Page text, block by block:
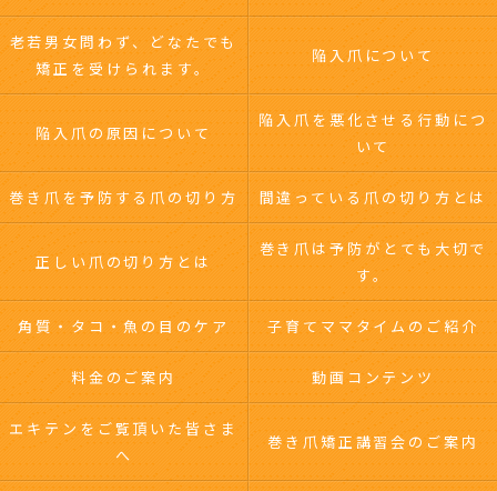
老若男女問わず、どなたでも
矯正を受けられます。
陥入爪について
陥入爪の原因について
陥入爪を悪化させる行動につ
いて
巻き爪を予防する爪の切り方 間違っている爪の切り方とは
正しい爪の切り方とは
巻き爪は予防がとても大切で
す。
角質・タコ・魚の目のケア 子育てママタイムのご紹介
料金のご案内 動画コンテンツ
エキテンをご覧頂いた皆さま
へ
巻き爪矯正講習会のご案内